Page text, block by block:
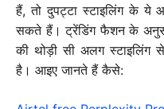
हैं, तो दुपट्टा स्टाइलिंग के ये
सकते हैं। ट्रेंडिंग फैशन के
की थोड़ी सी अलग स्टाइलिंग
है। आइए जानते हैं कैसे: